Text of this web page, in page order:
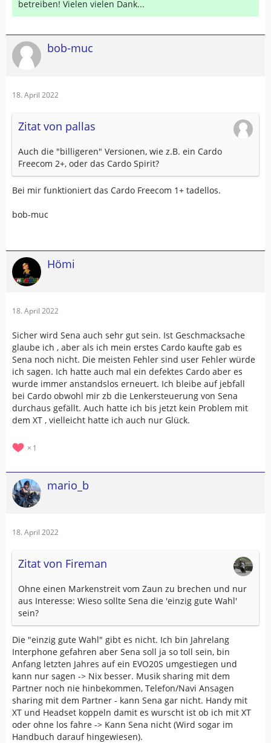
betreiben! Vielen vielen Dank...
bob-muc
18. April 2022
Zitat von pallas
Auch die "billigeren" Versionen, wie z.B. ein Cardo
Freecom 2+, oder das Cardo Spirit?
Bei mir funktioniert das Cardo Freecom 1+ tadellos.
bob-muc
Hömi
18. April 2022
Sicher wird Sena auch sehr gut sein. Ist Geschmacksache
glaube ich , aber als ich mein erstes Cardo kaufte gab es
Sena noch nicht. Die meisten Fehler sind user Fehler würde
ich sagen. Ich hatte auch mal ein defektes Cardo aber es
wurde immer anstandslos erneuert. Ich bleibe auf jebfall
bei Cardo obwohl mir zb die Lenkersteuerung von Sena
durchaus gefällt. Auch hatte ich bis jetzt kein Problem mit
dem XT , vielleicht hatte ich auch nur Glück.
1
mario_b
18. April 2022
Zitat von Fireman
Ohne einen Markenstreit vom Zaun zu brechen und nur
aus Interesse: Wieso sollte Sena die 'einzig gute Wahl'
sein?
Die "einzig gute Wahl" gibt es nicht. Ich bin Jahrelang
Interphone gefahren aber Sena soll ja so toll sein, bin
Anfang letzten Jahres auf ein EVO20S umgestiegen und
kann nur sagen -> Nix besser. Musik sharing mit dem
Partner noch nie hinbekommen, Telefon/Navi Ansagen
sharing mit dem Partner - kann Sena gar nicht. Handy mit
XT und Headset koppeln damit es wurscht ist ob ich mit XT
oder ohne los fahre -> Kann Sena nicht (Wird sogar im
Handbuch darauf hingewiesen).